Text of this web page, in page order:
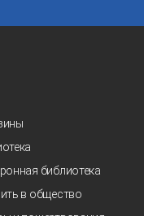
библиотека
в общество